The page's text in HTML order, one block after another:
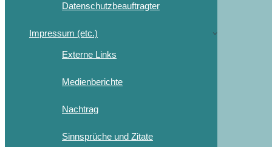
Datenschutzbeauftragter
Impressum (etc.)
Externe Links
Medienberichte
Nachtrag
Sinnsprüche und Zitate